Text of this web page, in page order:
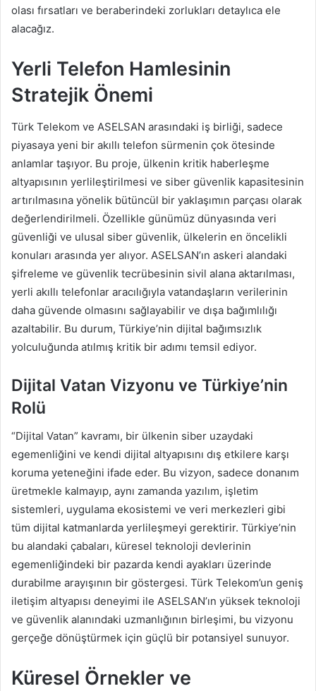
olası fırsatları ve beraberindeki zorlukları detaylıca ele
alacağız.
Yerli Telefon Hamlesinin
Stratejik Önemi
Türk Telekom ve ASELSAN arasındaki iş birliği, sadece
piyasaya yeni bir akıllı telefon sürmenin çok ötesinde
anlamlar taşıyor. Bu proje, ülkenin kritik haberleşme
altyapısının yerlileştirilmesi ve siber güvenlik kapasitesinin
artırılmasına yönelik bütüncül bir yaklaşımın parçası olarak
değerlendirilmeli. Özellikle günümüz dünyasında veri
güvenliği ve ulusal siber güvenlik, ülkelerin en öncelikli
konuları arasında yer alıyor. ASELSAN’ın askeri alandaki
şifreleme ve güvenlik tecrübesinin sivil alana aktarılması,
yerli akıllı telefonlar aracılığıyla vatandaşların verilerinin
daha güvende olmasını sağlayabilir ve dışa bağımlılığı
azaltabilir. Bu durum, Türkiye’nin dijital bağımsızlık
yolculuğunda atılmış kritik bir adımı temsil ediyor.
Dijital Vatan Vizyonu ve Türkiye’nin
Rolü
“Dijital Vatan” kavramı, bir ülkenin siber uzaydaki
egemenliğini ve kendi dijital altyapısını dış etkilere karşı
koruma yeteneğini ifade eder. Bu vizyon, sadece donanım
üretmekle kalmayıp, aynı zamanda yazılım, işletim
sistemleri, uygulama ekosistemi ve veri merkezleri gibi
tüm dijital katmanlarda yerlileşmeyi gerektirir. Türkiye’nin
bu alandaki çabaları, küresel teknoloji devlerinin
egemenliğindeki bir pazarda kendi ayakları üzerinde
durabilme arayışının bir göstergesi. Türk Telekom’un geniş
iletişim altyapısı deneyimi ile ASELSAN’ın yüksek teknoloji
ve güvenlik alanındaki uzmanlığının birleşimi, bu vizyonu
gerçeğe dönüştürmek için güçlü bir potansiyel sunuyor.
Küresel Örnekler ve